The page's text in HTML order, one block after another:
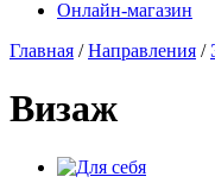
Онлайн-магазин
Главная /Направления /
Визаж